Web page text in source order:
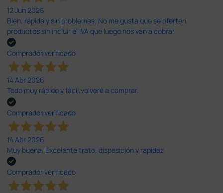
12 Jun 2026
Bien, rápida y sin problemas. No me gusta que se oferten
productos sin incluir el IVA que luego nos van a cobrar.
Comprador verificado
14 Abr 2026
Todo muy rápido y fácil,volveré a comprar.
Comprador verificado
14 Abr 2026
Muy buena. Excelente trato, disposición y rapidez
Comprador verificado